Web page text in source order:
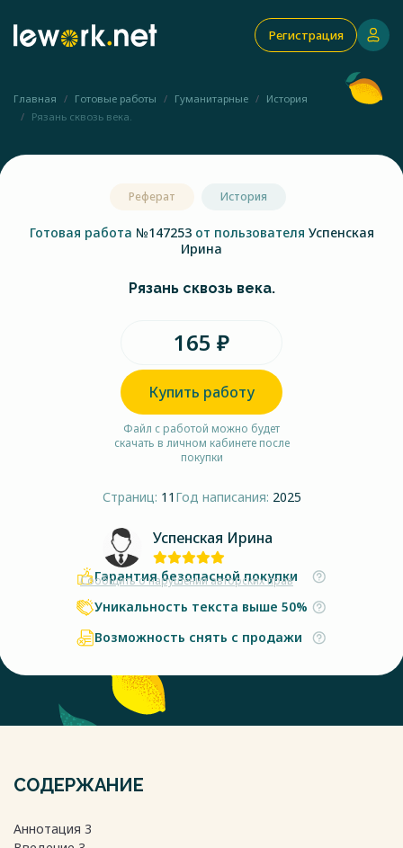
Регистрация
Главная Готовые работы Гуманитарные
История
Рязань сквозь века.
Реферат История
Готовая работа №147253 от пользователя Успенская
Ирина
Рязань сквозь века.
165 ₽
Купить работу
Файл с работой можно будет
скачать в личном кабинете после
покупки
Страниц: 11 Год написания: 2025
Успенская Ирина
Сообщить о нарушении авторских прав
Гарантия безопасной покупки
Уникальность текста выше 50%
Возможность снять с продажи
СОДЕРЖАНИЕ
Аннотация 3